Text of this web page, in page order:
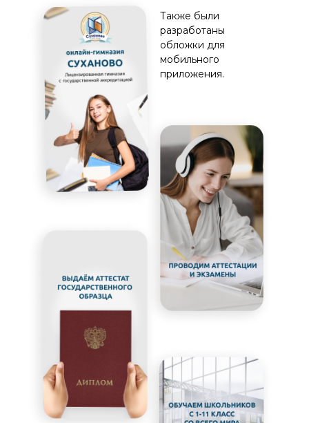
Также были
разработаны
обложки для
мобильного
приложения.